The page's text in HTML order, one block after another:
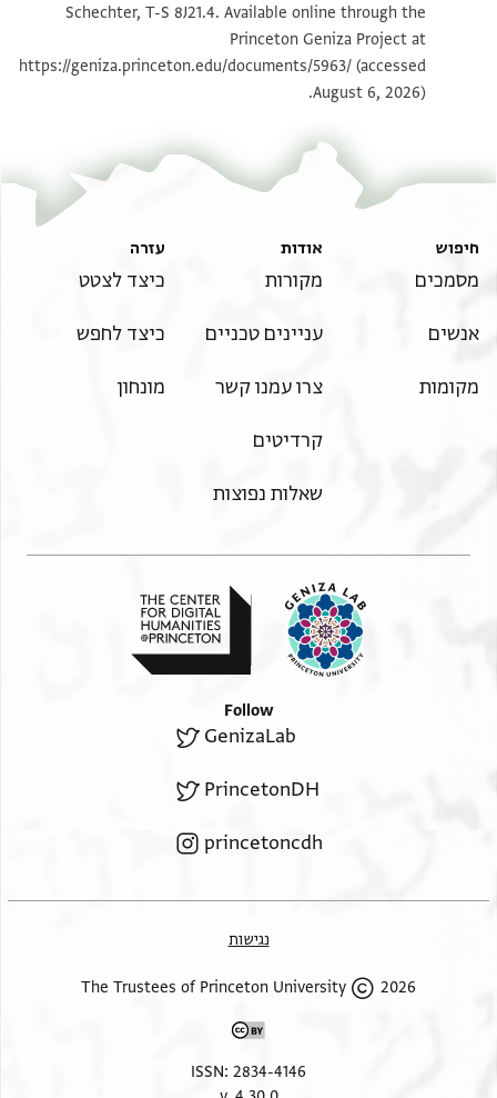
שמואל הלוי ראש הישיבה שלגולה
בן עלי ראש הישיבה שלגולה ז'צ'ל'
אשרי הגבר אשר שם שם יוי מבטחו שברו תוחלתו תקותו
ונצחו
איש השכל והדעת והמזמה זהיר זריז מהיר מלומד מלחמה
ירא וסר מרע שונא עול ומרמה שמן תורק שמו הולך לקצוי
אדמה
T-S 8J22.5 1v הגדל וסובב
T-S 8J21.4 1r הגדל וסובב
תנאי היתר שימוש בתצלום
Schechter, T-S 8J21.4. Available online through the
Princeton Geniza Project at
https://geniza.princeton.edu/documents/5963/ (accessed
August 6, 2026).
חיפוש
מסמכים
אנשים
מקומות
אודות
מקורות
עניינים טכניים
צרו עמנו קשר
קרדיטים
שאלות נפוצות
עזרה
כיצד לצטט
כיצד לחפש
מונחון
Follow
GenizaLab
PrincetonDH
princetoncdh
נגישות
2026 The Trustees of Princeton University
ISSN: 2834-4146